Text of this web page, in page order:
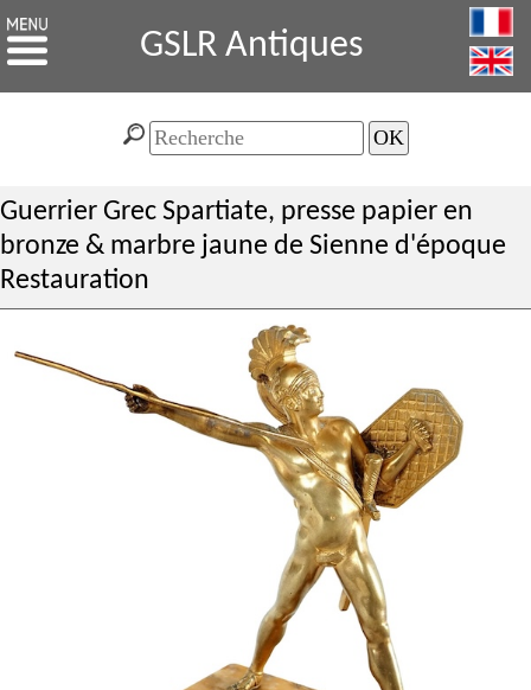
GSLR Antiques
Guerrier Grec Spartiate, presse papier en
bronze & marbre jaune de Sienne d'époque
Restauration